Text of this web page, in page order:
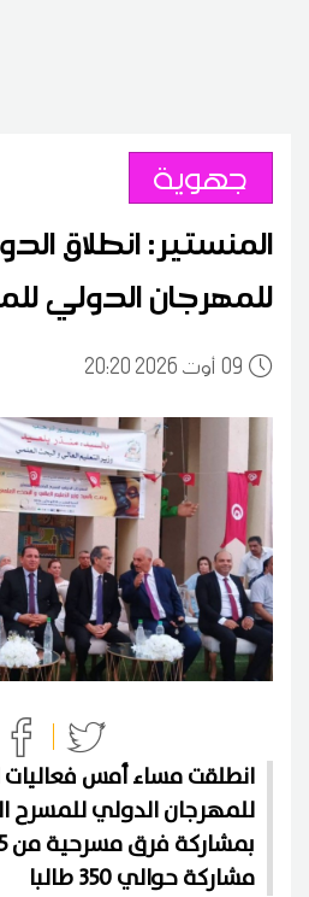
جهوية
المنستير: انطلاق
للمهرجان الدولي
0920:20 2026 أوت
انطلقت مساء أمس فعاليات
للمهرجان الدولي للمسرح
مشاركة حوالي 350 طالبا